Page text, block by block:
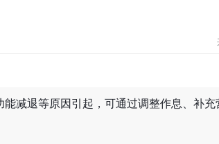
减退等原因引起，可通过调整作息、补充